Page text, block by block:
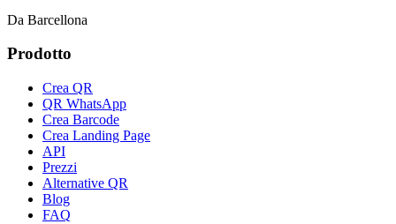
Da Barcellona
Prodotto
Crea QR
QR WhatsApp
Crea Barcode
Crea Landing Page
API
Prezzi
Alternative QR
Blog
FAQ